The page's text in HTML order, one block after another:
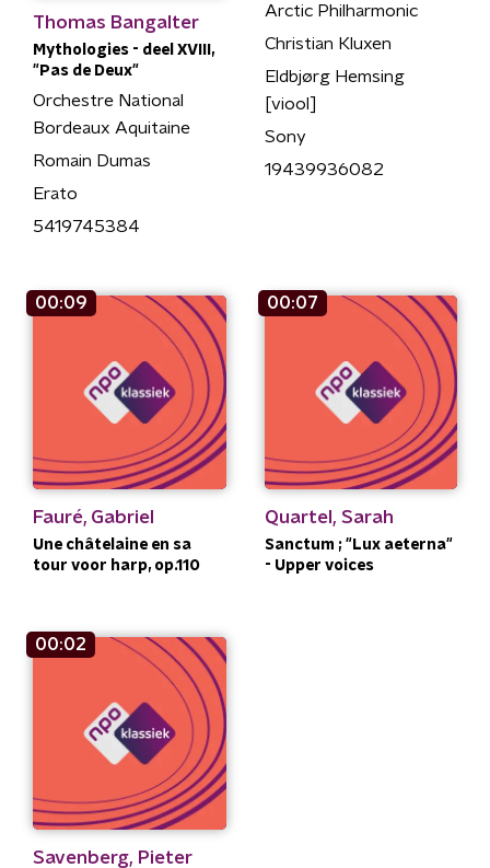
Thomas Bangalter
Mythologies - deel XVIII,
"Pas de Deux"
Orchestre National
Bordeaux Aquitaine
Romain Dumas
Erato
5419745384
Arctic Philharmonic
Christian Kluxen
Eldbjørg Hemsing
[viool]
Sony
19439936082
00:09
Fauré, Gabriel
Une châtelaine en sa
tour voor harp, op.110
00:07
Quartel, Sarah
Sanctum ; "Lux aeterna"
- Upper voices
00:02
Savenberg, Pieter